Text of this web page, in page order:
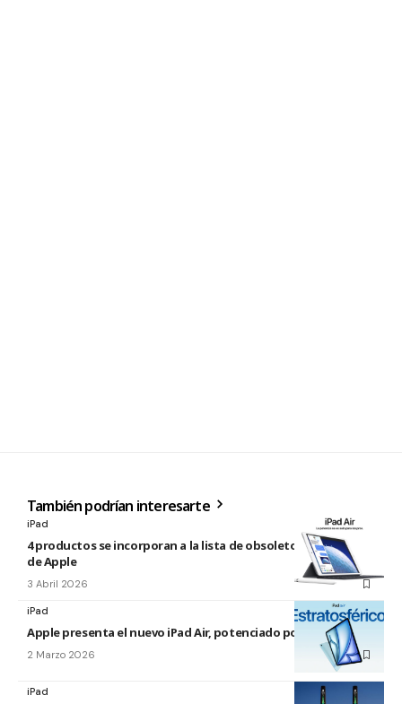
También podrían interesarte
iPad
4 productos se incorporan a la lista de obsoletos y antiguos
de Apple
3 Abril 2026
iPad
Apple presenta el nuevo iPad Air, potenciado por el M4
2 Marzo 2026
iPad